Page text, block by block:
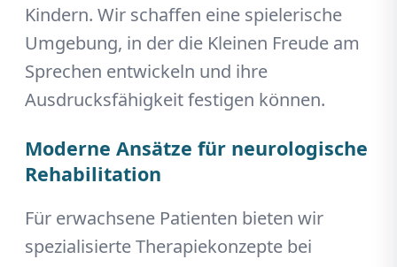
Kindern. Wir schaffen eine spielerische
Umgebung, in der die Kleinen Freude am
Sprechen entwickeln und ihre
Ausdrucksfähigkeit festigen können.
Moderne Ansätze für neurologische
Rehabilitation
Für erwachsene Patienten bieten wir
spezialisierte Therapiekonzepte bei